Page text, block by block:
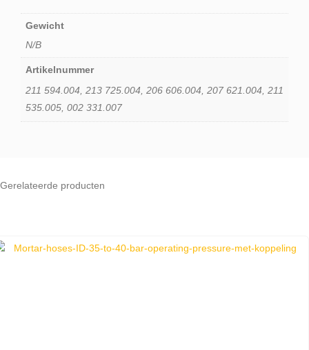
Gewicht
N/B
Artikelnummer
211 594.004, 213 725.004, 206 606.004, 207 621.004, 211
535.005, 002 331.007
Gerelateerde producten